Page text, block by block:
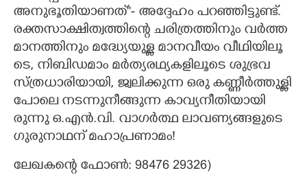
അനു​ഭൂ​തി​യാ​ണത്""- അദ്ദേഹം പറ​ഞ്ഞി​ട്ടു​ണ്ട്.
രക്ത​സാ​ക്ഷി​ത്വ​ത്തിന്റെ ചരി​ത്ര​ത്തിനും വർത്ത​
മാ​ന​ത്തിനും മദ്ധ്യേ​യുള്ള മാന​വീയം വീഥി​യി​ലൂ​
ടെ, നിബിഡമാം മർത്യ​ര​ഥ്യക​ളി​ലൂടെ ശുഭ്ര​വ​
സ്ത്ര​ധാ​രി​യാ​യി, ജ്വലി​ക്കുന്ന ഒരു കണ്ണീർത്തുള്ളി
പോലെ നടന്നുനീങ്ങുന്ന കാവ്യ​നീ​തി​യാ​യി​
രുന്നു ഒ.​എൻ.​വി. വാഗർത്ഥ​ ലാ​വ​ണ്യ​ങ്ങ​ളുടെ
ഗുരു​നാ​ഥന് മഹാ​പ്ര​ണാമം!
ലേഖകന്റെ ഫോൺ: 98476 29326)​